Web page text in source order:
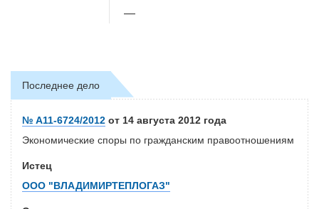
—
Последнее дело
№ А11-6724/2012 от 14 августа 2012 года
Экономические споры по гражданским правоотношениям
Истец
ООО "ВЛАДИМИРТЕПЛОГАЗ"